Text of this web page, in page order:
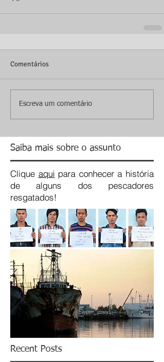
Comentários
Escreva um comentário
Saiba mais sobre o assunto
Clique aqui para conhecer a história
de alguns dos pescadores
resgatados!
Recent Posts